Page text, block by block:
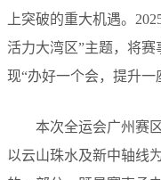
上突破的重大机遇。
活力大湾区”主题，将
现“办好一个会，提升一
本次全运会广州赛区
以云山珠水及新中轴线